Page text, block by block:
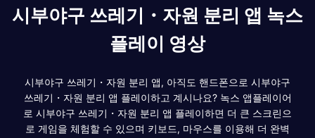
시부야구 쓰레기・자원 분리 앱 녹스
플레이 영상
시부야구 쓰레기・자원 분리 앱, 아직도 핸드폰으로 시부야구
쓰레기・자원 분리 앱 플레이하고 계시나요? 녹스 앱플레이어
로 시부야구 쓰레기・자원 분리 앱 플레이하면 더 큰 스크린으
로 게임을 체험할 수 있으며 키보드, 마우스를 이용해 더 완벽